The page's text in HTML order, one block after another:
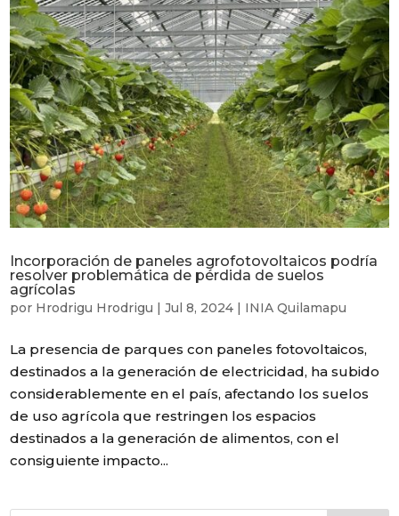
Incorporación de paneles agrofotovoltaicos podría
resolver problemática de pérdida de suelos
agrícolas
por Hrodrigu Hrodrigu |Jul 8, 2024 | INIA Quilamapu
La presencia de parques con paneles fotovoltaicos,
destinados a la generación de electricidad, ha subido
considerablemente en el país, afectando los suelos
de uso agrícola que restringen los espacios
destinados a la generación de alimentos, con el
consiguiente impacto...